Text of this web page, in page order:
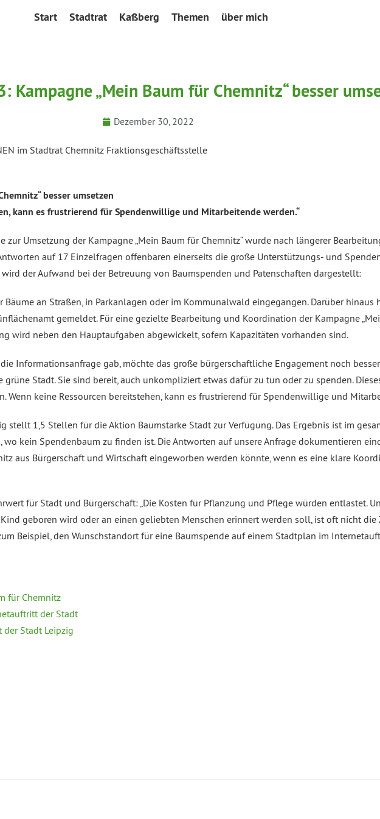
Start Stadtrat Kaßberg Themen über mich
Kampagne „Mein Baum für Chemnitz“ besser
Dezember 30, 2022
im Stadtrat Chemnitz Fraktionsgeschäftsstelle
besser umsetzen
kann es frustrierend für Spendenwillige und Mitarbeitende werden.“
Umsetzung der Kampagne „Mein Baum für Chemnitz“ wurde nach längerer
auf 17 Einzelfragen offenbaren einerseits die große Unterstützungs- und
der Aufwand bei der Betreuung von Baumspenden und Patenschaften dargestellt:
an Straßen, in Parkanlagen oder im Kommunalwald eingegangen. Darüber hinaus
gemeldet. Für eine gezielte Bearbeitung und Koordination der Kampagne
wird neben den Hauptaufgaben abgewickelt, sofern Kapazitäten vorhanden sind.
Informationsanfrage gab, möchte das große bürgerschaftliche Engagement noch
Stadt. Sie sind bereit, auch unkompliziert etwas dafür zu tun oder zu spenden.
keine Ressourcen bereitstehen, kann es frustrierend für Spendenwillige und
stellt 1,5 Stellen für die Aktion Baumstarke Stadt zur Verfügung. Das Ergebnis ist im
wo kein Spendenbaum zu finden ist. Die Antworten auf unsere Anfrage dokumentieren
aus Bürgerschaft und Wirtschaft eingeworben werden könnte, wenn es eine klare
für Stadt und Bürgerschaft: „Die Kosten für Pflanzung und Pflege würden entlastet.
geboren wird oder an einen geliebten Menschen erinnert werden soll, ist oft nicht
Beispiel, den Wunschstandort für eine Baumspende auf einem Stadtplan im
für Chemnitz
der Stadt
Stadt Leipzig